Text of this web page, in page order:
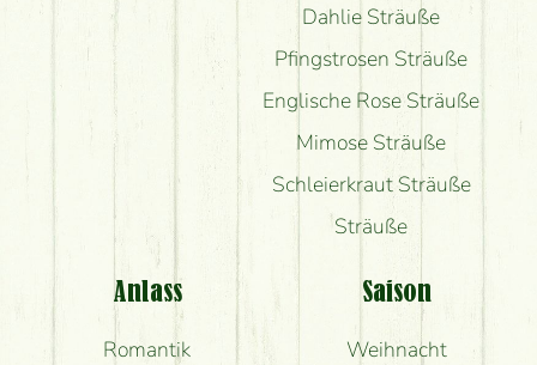
Dahlie Sträuße
Pfingstrosen Sträuße
Englische Rose Sträuße
Mimose Sträuße
Schleierkraut Sträuße
Sträuße
Anlass
Romantik
Saison
Weihnacht